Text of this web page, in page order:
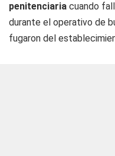
penitenciaria cuando
durante el operativo de
fugaron del